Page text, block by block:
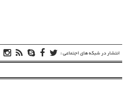
انتشار در شبکه های اجتماعی :